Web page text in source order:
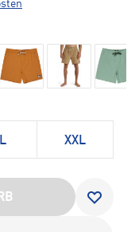
XXL